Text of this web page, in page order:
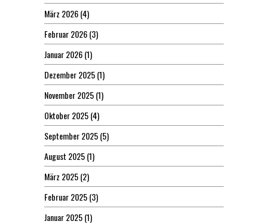
März 2026(4)
Februar 2026(3)
Januar 2026(1)
Dezember 2025(1)
November 2025(1)
Oktober 2025(4)
September 2025(5)
August 2025(1)
März 2025(2)
Februar 2025(3)
Januar 2025(1)